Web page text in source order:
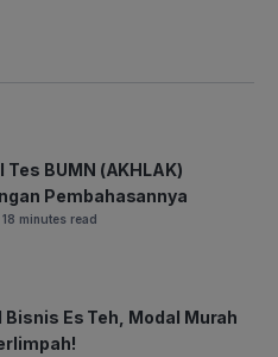
Tes BUMN (AKHLAK)
Pembahasannya
18 minutes read
Bisnis Es Teh, Modal Murah